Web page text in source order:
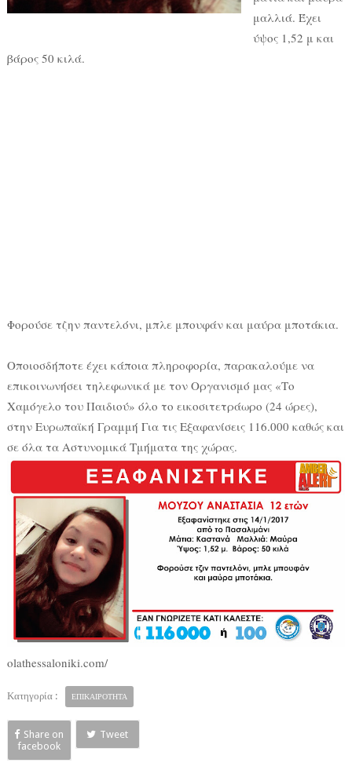
μαλλιά. Έχει
ύψος 1,52 μ και
βάρος 50 κιλά.
Φορούσε τζην παντελόνι, μπλε μπουφάν και μαύρα μποτάκια.
Οποιοσδήποτε έχει κάποια πληροφορία, παρακαλούμε να
επικοινωνήσει τηλεφωνικά με τον Οργανισμό μας «Το
Χαμόγελο του Παιδιού» όλο το εικοσιτετράωρο (24 ώρες),
στην Ευρωπαϊκή Γραμμή Για τις Εξαφανίσεις 116.000 καθώς και
σε όλα τα Αστυνομικά Τμήματα της χώρας.
olathessaloniki.com/
Κατηγορία : ΕΠΙΚΑΙΡΟΤΗΤΑ
Share on
facebook
Tweet